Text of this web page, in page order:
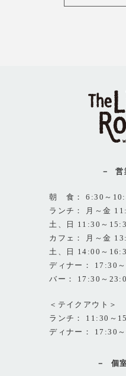
営
朝 食： 6:30～
ランチ： 月～金
土、日 11:30～
カフェ： 月～金
土、日 14:00～
ディナー： 17:30
バー： 17:30～
＜テイクアウト＞
ランチ： 11:30～
ディナー： 17:30
個